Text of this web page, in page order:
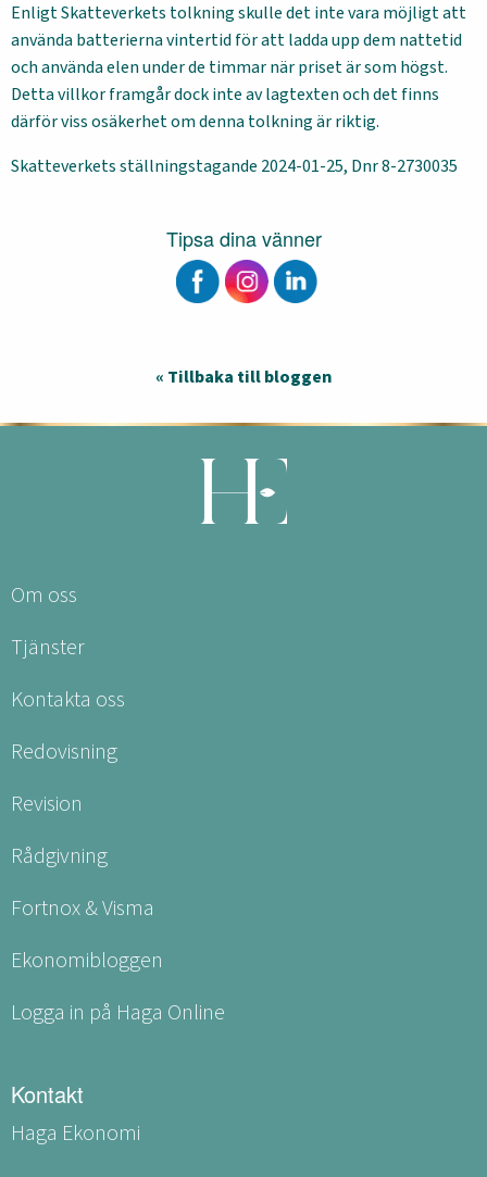
Enligt Skatteverkets tolkning skulle det inte vara möjligt att
använda batterierna vintertid för att ladda upp dem nattetid
och använda elen under de timmar när priset är som högst.
Detta villkor framgår dock inte av lagtexten och det finns
därför viss osäkerhet om denna tolkning är riktig.
Skatteverkets ställningstagande 2024-01-25, Dnr 8-2730035
Tipsa dina vänner
« Tillbaka till bloggen
Om oss
Tjänster
Kontakta oss
Redovisning
Revision
Rådgivning
Fortnox & Visma
Ekonomibloggen
Logga in på Haga Online
Kontakt
Haga Ekonomi